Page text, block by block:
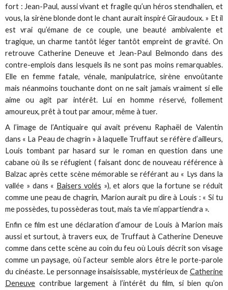
fort : Jean-Paul, aussi vivant et fragile qu’un héros stendhalien, et
vous, la sirène blonde dont le chant aurait inspiré Giraudoux. » Et il
est vrai qu’émane de ce couple, une beauté ambivalente et
tragique, un charme tantôt léger tantôt empreint de gravité. On
retrouve Catherine Deneuve et Jean-Paul Belmondo dans des
contre-emplois dans lesquels ils ne sont pas moins remarquables.
Elle en femme fatale, vénale, manipulatrice, sirène envoûtante
mais néanmoins touchante dont on ne sait jamais vraiment si elle
aime ou agit par intérêt. Lui en homme réservé, follement
amoureux, prêt à tout par amour, même à tuer.
A l’image de l’Antiquaire qui avait prévenu Raphaël de Valentin
dans « La Peau de chagrin » à laquelle Truffaut se réfère d’ailleurs,
Louis tombant par hasard sur le roman en question dans une
cabane où ils se réfugient ( faisant donc de nouveau référence à
Balzac après cette scène mémorable se référant au « Lys dans la
vallée » dans « Baisers volés »), et alors que la fortune se réduit
comme une peau de chagrin, Marion aurait pu dire à Louis : « Si tu
me possèdes, tu possèderas tout, mais ta vie m’appartiendra ».
Enfin ce film est une déclaration d’amour de Louis à Marion mais
aussi et surtout, à travers eux, de Truffaut à Catherine Deneuve
comme dans cette scène au coin du feu où Louis décrit son visage
comme un paysage, où l’acteur semble alors être le porte-parole
du cinéaste. Le personnage insaisissable, mystérieux de Catherine
Deneuve contribue largement à l’intérêt du film, si bien qu’on